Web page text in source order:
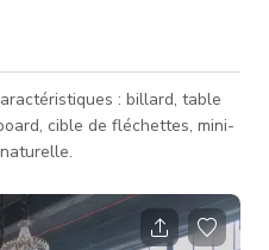
cible de fléchettes, mini-